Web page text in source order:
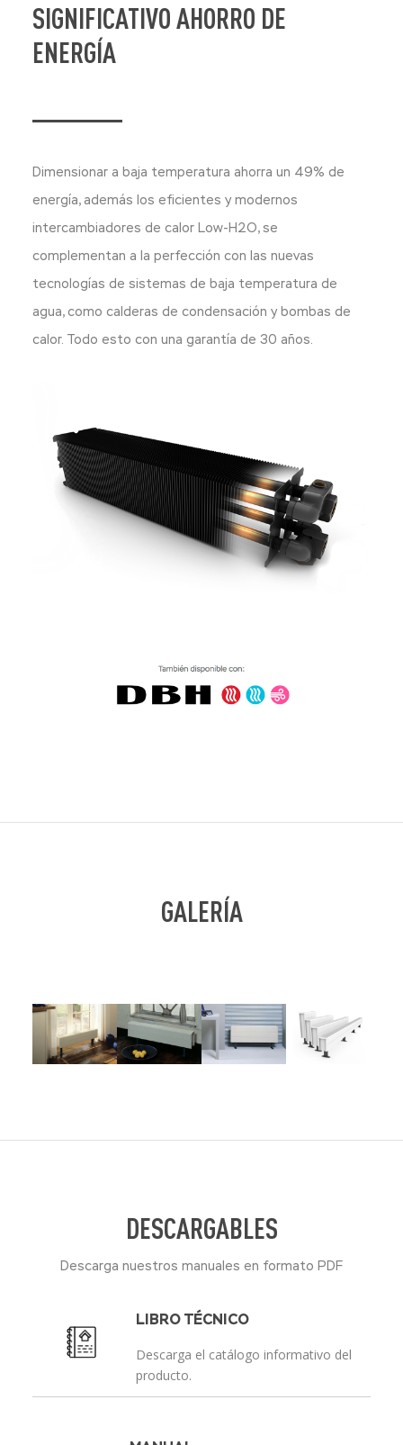
SIGNIFICATIVO AHORRO DE
ENERGÍA
Dimensionar a baja temperatura ahorra un 49% de
energía, además los eficientes y modernos
intercambiadores de calor Low-H2O, se
complementan a la perfección con las nuevas
tecnologías de sistemas de baja temperatura de
agua, como calderas de condensación y bombas de
calor. Todo esto con una garantía de 30 años.
GALERÍA
DESCARGABLES
Descarga nuestros manuales en formato PDF
LIBRO TÉCNICO
Descarga el catálogo informativo del
producto.